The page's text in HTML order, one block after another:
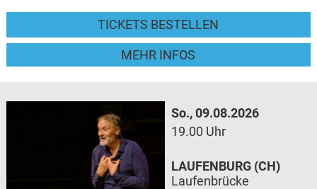
TICKETS BESTELLEN
MEHR INFOS
So., 09.08.2026
19.00 Uhr
LAUFENBURG (CH)
Laufenbrücke